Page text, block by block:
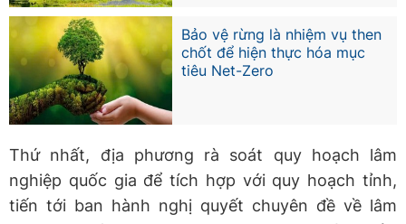
Bảo vệ rừng là nhiệm vụ then
chốt để hiện thực hóa mục
tiêu Net-Zero
Thứ nhất, địa phương rà soát quy hoạch lâm
nghiệp quốc gia để tích hợp với quy hoạch tỉnh,
tiến tới ban hành nghị quyết chuyên đề về lâm